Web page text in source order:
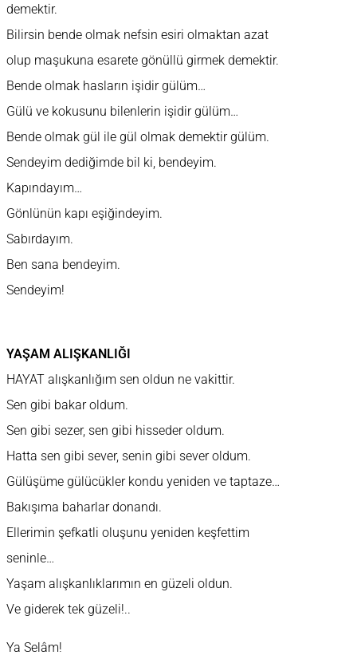
demektir.
Bilirsin bende olmak nefsin esiri olmaktan azat
olup maşukuna esarete gönüllü girmek demektir.
Bende olmak hasların işidir gülüm…
Gülü ve kokusunu bilenlerin işidir gülüm…
Bende olmak gül ile gül olmak demektir gülüm.
Sendeyim dediğimde bil ki, bendeyim.
Kapındayım…
Gönlünün kapı eşiğindeyim.
Sabırdayım.
Ben sana bendeyim.
Sendeyim!
YAŞAM ALIŞKANLIĞI
HAYAT alışkanlığım sen oldun ne vakittir.
Sen gibi bakar oldum.
Sen gibi sezer, sen gibi hisseder oldum.
Hatta sen gibi sever, senin gibi sever oldum.
Gülüşüme gülücükler kondu yeniden ve taptaze…
Bakışıma baharlar donandı.
Ellerimin şefkatli oluşunu yeniden keşfettim
seninle…
Yaşam alışkanlıklarımın en güzeli oldun.
Ve giderek tek güzeli!..
Ya Selâm!